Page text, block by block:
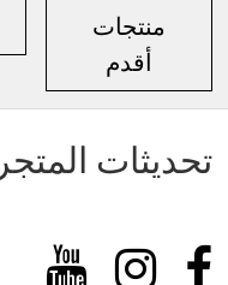
منتجات
أقدم
تحديثات المتجر